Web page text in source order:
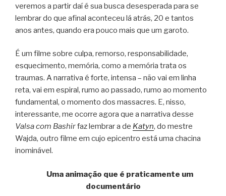
veremos a partir daí é sua busca desesperada para se
lembrar do que afinal aconteceu lá atrás, 20 e tantos
anos antes, quando era pouco mais que um garoto.
É um filme sobre culpa, remorso, responsabilidade,
esquecimento, memória, como a memória trata os
traumas. A narrativa é forte, intensa – não vai em linha
reta, vai em espiral, rumo ao passado, rumo ao momento
fundamental, o momento dos massacres. E, nisso,
interessante, me ocorre agora que a narrativa desse
Valsa com Bashirfaz lembrar a de Katyn, do mestre
Wajda, outro filme em cujo epicentro está uma chacina
inominável.
Uma animação que é praticamente um
documentário